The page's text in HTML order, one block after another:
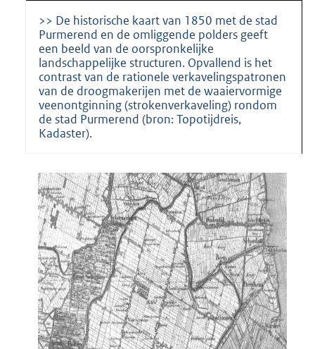
>> De historische kaart van 1850 met de stad
Purmerend en de omliggende polders geeft
een beeld van de oorspronkelijke
landschappelijke structuren. Opvallend is het
contrast van de rationele verkavelingspatronen
van de droogmakerijen met de waaiervormige
veenontginning (strokenverkaveling) rondom
de stad Purmerend (bron: Topotijdreis,
Kadaster).